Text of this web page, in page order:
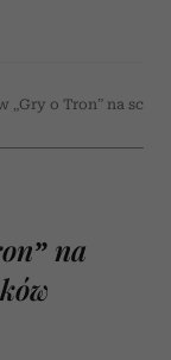
„Gry o Tron” na
na